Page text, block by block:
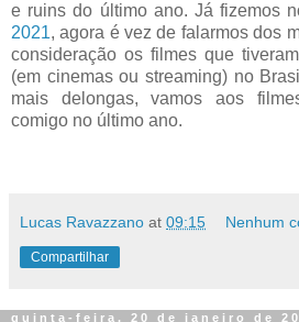
e ruins do último ano. Já fizemos
2021, agora é vez de falarmos dos
consideração os filmes que
(em cinemas ou streaming) no
mais delongas, vamos aos
comigo no último ano.
Lucas Ravazzano at 09:15 Nenhum
Compartilhar
quinta-feira, 20 de janeiro de